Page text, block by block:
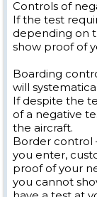
Controls of
If the test
depending on
show proof of
Boarding
will
If despite the
of a negative
the aircraft.
Border control
you enter,
proof of your
you cannot